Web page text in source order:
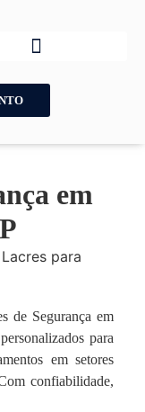
em
para
de Segurança em
para
em setores
confiabilidade,